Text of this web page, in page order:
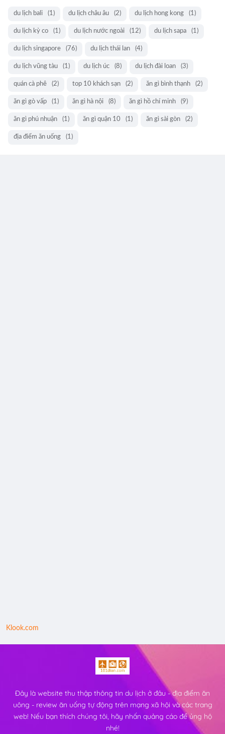
du lịch bali (1) du lịch châu âu (2) du lịch hong kong (1)
du lịch kỳ co (1) du lịch nước ngoài (12) du lịch sapa (1)
du lịch singapore (76) du lịch thái lan (4)
du lịch vũng tàu (1) du lịch úc (8) du lịch đài loan (3)
quán cà phê (2) top 10 khách sạn (2) ăn gì bình thạnh (2)
ăn gì gò vấp (1) ăn gì hà nội (8) ăn gì hồ chí minh (9)
ăn gì phú nhuận (1) ăn gì quận 10 (1) ăn gì sài gòn (2)
địa điểm ăn uống (1)
Klook.com
Đây là website thu thập thông tin du lịch ở đâu - địa điểm ăn
uông - review ăn uống tự động trên mạng xã hội và các trang
web! Nếu bạn thích chúng tôi, hãy nhấn quảng cáo để ủng hộ
nhé!